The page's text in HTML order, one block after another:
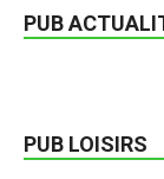
PUB
PUB LOISIRS